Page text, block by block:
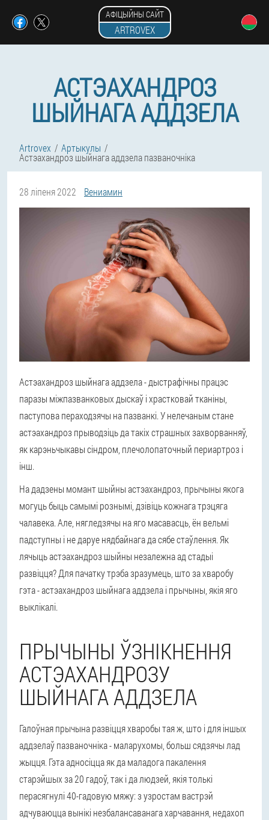
АФІЦЫЙНЫ САЙТ
ARTROVEX
АСТЭАХАНДРОЗ
ШЫЙНАГА АДДЗЕЛА
Artrovex Артыкулы
Астэахандроз шыйнага аддзела пазваночніка
28 ліпеня 2022 Вениамин
Астэахандроз шыйнага аддзела - дыстрафічны працэс
паразы міжпазванковых дыскаў і храстковай тканіны,
паступова пераходзячы на пазванкі. У нелечаным стане
астэахандроз прыводзіць да такіх страшных захворванняў,
як карэньчыкавы сіндром, плечолопаточный периартроз і
інш.
На дадзены момант шыйны астэахандроз, прычыны якога
могуць быць самымі рознымі, дзівіць кожнага трэцяга
чалавека. Але, нягледзячы на яго масавасць, ён вельмі
падступны і не даруе нядбайнага да сябе стаўлення. Як
лячыць астэахандроз шыйны незалежна ад стадыі
развіцця? Для пачатку трэба зразумець, што за хваробу
гэта - астэахандроз шыйнага аддзела і прычыны, якія яго
выклікалі.
ПРЫЧЫНЫ ЎЗНІКНЕННЯ
АСТЭАХАНДРОЗУ
ШЫЙНАГА АДДЗЕЛА
Галоўная прычына развіцця хваробы тая ж, што і для іншых
аддзелаў пазваночніка - маларухомы, больш сядзячы лад
жыцця. Гэта адносіцца як да маладога пакалення
старэйшых за 20 гадоў, так і да людзей, якія толькі
перасягнулі 40-гадовую мяжу: з узростам вастрэй
адчуваюцца вынікі незбалансаванага харчавання, недахоп